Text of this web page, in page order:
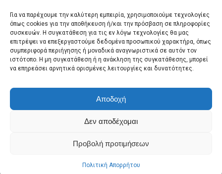
Για να παρέχουμε την καλύτερη εμπειρία, χρησιμοποιούμε τεχνολογίες
όπως cookies για την αποθήκευση ή/και την πρόσβαση σε πληροφορίες
συσκευών. Η συγκατάθεση για τις εν λόγω τεχνολογίες θα μας
επιτρέψει να επεξεργαστούμε δεδομένα προσωπικού χαρακτήρα, όπως
συμπεριφορά περιήγησης ή μοναδικά αναγνωριστικά σε αυτόν τον
ιστότοπο. Η μη συγκατάθεση ή η ανάκληση της συγκατάθεσης, μπορεί
να επηρεάσει αρνητικά ορισμένες λειτουργίες και δυνατότητες.
Αποδοχή
Δεν αποδέχομαι
Προβολή προτιμήσεων
Πολιτική Απορρήτου
ΑΝΑΚΟΙΝΟΠΟΙΗΣΗ ΕΙΣ ΤΟ ΟΡΘΟΝ: ΕΠΑΝΑΠΡΟΚΗΡΥΞΗ ΚΕΝΩΝ ΘΕΣΕΩΝ
ΔΝΤΩΝ ΔΔΕ ΡΕΘΥΜΝΟΥ (ΑΥΓΟΥΣΤΟΣ 2026 )
7 Αυγούστου, 2026
ΔΔΕ Κέρκυρας-Επαναπροκήρυξη-Πρόσκληση εκδήλωσης
ενδιαφέροντος για Διευθυντές Σχολικών Μονάδων
7 Αυγούστου, 2026
ΔΡΑΜΑΣ / Ωράριο εργασίας: 07:00-16:00 & Ώρες Κοινού: 07:00-15:00
Τεχνολογιών Δ.Δ.Ε. Δράμας
Πολιτική Απορρήτου (EU)